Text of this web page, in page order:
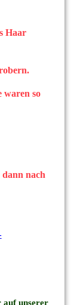
Haar
waren so
nach
auf unserer